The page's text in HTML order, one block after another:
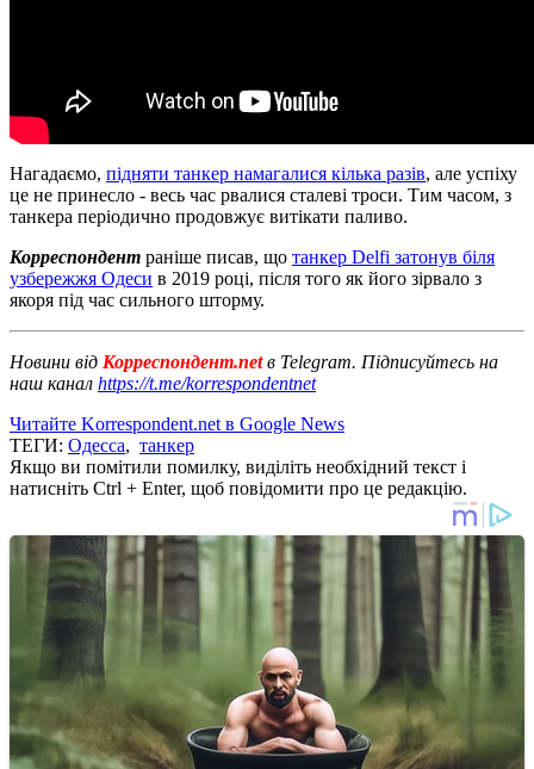
Нагадаємо, підняти танкер намагалися кілька разів, але успіху
це не принесло - весь час рвалися сталеві троси. Тим часом, з
танкера періодично продовжує витікати паливо.
Корреспондент раніше писав, що танкер Delfi затонув біля
узбережжя Одеси в 2019 році, після того як його зірвало з
якоря під час сильного шторму.
Новини від Корреспондент.netв Telegram. Підписуйтесь на
наш канал https://t.me/korrespondentnet
Читайте Korrespondent.net в Google News
ТЕГИ: Одесса, танкер
Якщо ви помітили помилку, виділіть необхідний текст і
натисніть Ctrl + Enter, щоб повідомити про це редакцію.